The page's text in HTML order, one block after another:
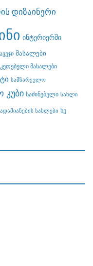
დიზაინერი
ინტერიერში
მასალები
მასალები
სამზარეულო
კუბი საძინებელი სახლი
სახლები ხე